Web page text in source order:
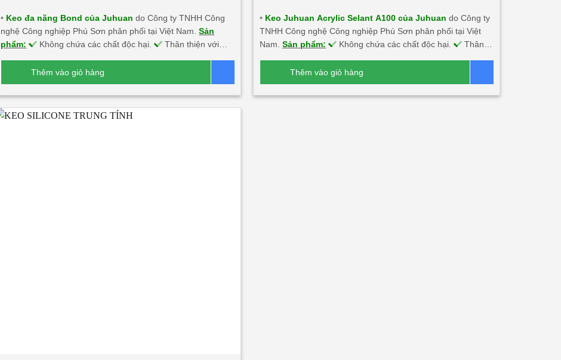
• Keo đa năng Bond của Juhuan do Công ty TNHH Công
nghệ Công nghiệp Phú Sơn phân phối tại Việt Nam.Sản
phẩm:
Không chứa các chất độc hại.
Thân thiện với
chắn chắn trên nhiều chất liệu.
thẩm mỹ cao.
Không ăn mòn kim loại, chống chịu thời tiết
khắc nghiệt.
Thêm vào giỏ hàng
• Keo Juhuan Acrylic Selant A100 của Juhuan do Công ty
TNHH Công nghệ Công nghiệp Phú Sơn phân phối tại Việt
Nam.Sản phẩm: Không chứa các chất độc hại.
Thân
Bám dính chắn chắn trên nhiều chất liệu.
dạng, tính thẩm mỹ cao.
Không ăn mòn kim loại, chống
chịu thời tiết khắc nghiệt.
Thêm vào giỏ hàng